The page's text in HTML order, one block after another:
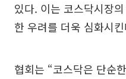
있다. 이는 코스닥시장
한 우려를 더욱 심화시
협회는 “코스닥은 단순